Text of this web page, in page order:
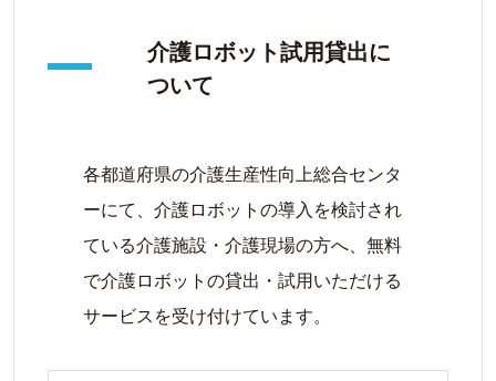
介護ロボット試用貸出に
ついて
各都道府県の介護生産性向上総合センタ
ーにて、介護ロボットの導入を検討され
ている介護施設・介護現場の方へ、無料
で介護ロボットの貸出・試用いただける
サービスを受け付けています。